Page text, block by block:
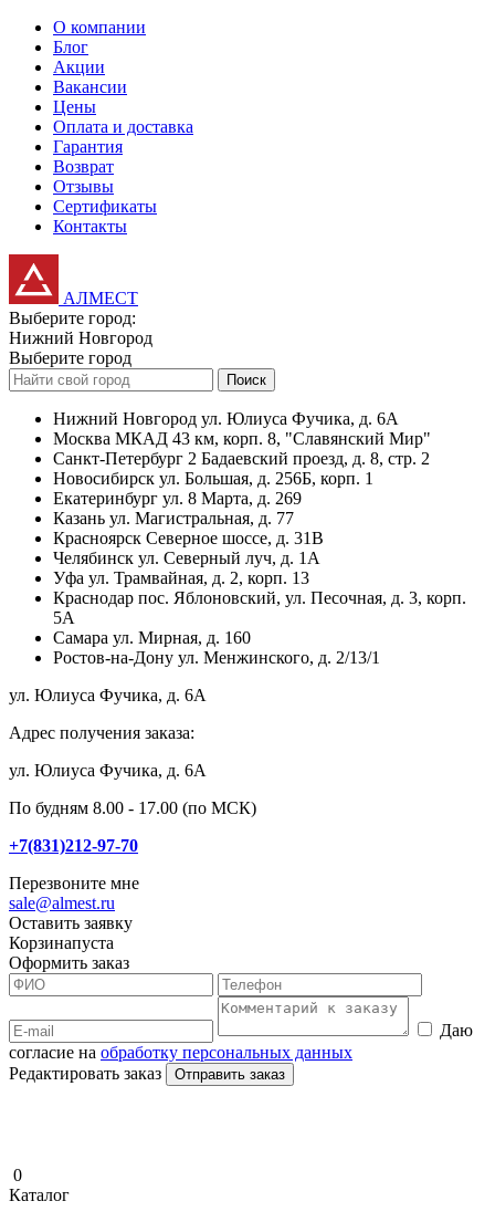
О компании
Блог
Акции
Вакансии
Цены
Оплата и доставка
Гарантия
Возврат
Отзывы
Сертификаты
Контакты
АЛМЕСТ
Выберите город:
Нижний Новгород
Выберите город
Поиск
Нижний Новгород ул. Юлиуса Фучика, д. 6А
Москва МКАД 43 км, корп. 8, "Славянский Мир"
Санкт-Петербург 2 Бадаевский проезд, д. 8, стр. 2
Новосибирск ул. Большая, д. 256Б, корп. 1
Екатеринбург ул. 8 Марта, д. 269
Казань ул. Магистральная, д. 77
Красноярск Северное шоссе, д. 31В
Челябинск ул. Северный луч, д. 1А
Уфа ул. Трамвайная, д. 2, корп. 13
Краснодар пос. Яблоновский, ул. Песочная, д. 3, корп.
5А
Самара ул. Мирная, д. 160
Ростов-на-Дону ул. Менжинского, д. 2/13/1
ул. Юлиуса Фучика, д. 6А
Адрес получения заказа:
ул. Юлиуса Фучика, д. 6А
По будням 8.00 - 17.00 (по МСК)
+7(831)212-97-70
Перезвоните мне
sale@almest.ru
Оставить заявку
Корзинапуста
Оформить заказ
Даю
согласие на обработку персональных данных
Редактировать заказ
Отправить заказ
0
Каталог